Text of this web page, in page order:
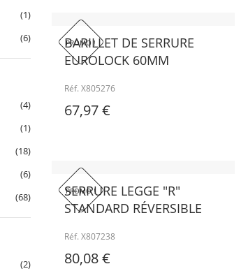
(1)
(6)
(4)
(1)
(18)
(6)
(68)
(2)
PROMO !
BARILLET DE SERRURE
EUROLOCK 60MM
Réf. X805276
67,97 €
PROMO !
SERRURE LEGGE "R"
STANDARD RÉVERSIBLE
Réf. X807238
80,08 €